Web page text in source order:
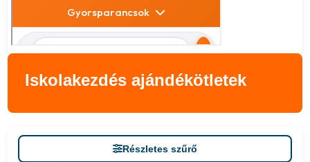
Iskolakezdés ajándékötletek
Részletes szűrő